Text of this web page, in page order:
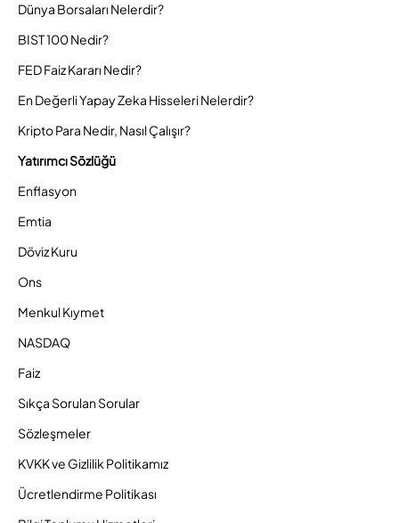
Dünya Borsaları Nelerdir?
BIST 100 Nedir?
FED Faiz Kararı Nedir?
En Değerli Yapay Zeka Hisseleri Nelerdir?
Kripto Para Nedir, Nasıl Çalışır?
Yatırımcı Sözlüğü
Enflasyon
Emtia
Döviz Kuru
Ons
Menkul Kıymet
NASDAQ
Faiz
Sıkça Sorulan Sorular
Sözleşmeler
KVKK ve Gizlilik Politikamız
Ücretlendirme Politikası